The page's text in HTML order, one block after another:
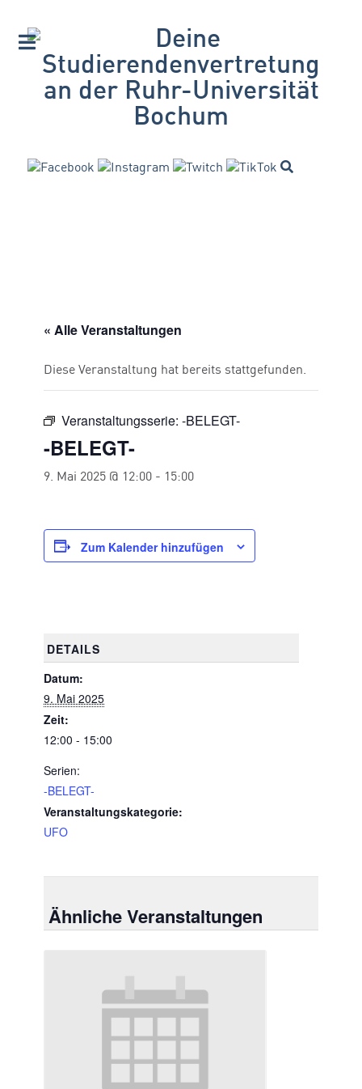
« Alle Veranstaltungen
Diese Veranstaltung hat bereits stattgefunden.
Veranstaltungsserie: -BELEGT-
-BELEGT-
9. Mai 2025 @ 12:00 - 15:00
Zum Kalender hinzufügen
DETAILS
Datum:
9. Mai 2025
Zeit:
12:00 - 15:00
Serien:
-BELEGT-
Veranstaltungskategorie:
UFO
Ähnliche Veranstaltungen